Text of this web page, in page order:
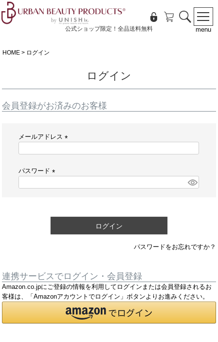
menu
公式ショップ限定！全品送料無料
HOME ログイン
ログイン
会員登録がお済みのお客様
メールアドレス
)
パスワード
ログイン
パスワードをお忘れですか？
連携サービスでログイン・会員登録
Amazon.co.jpにご登録の情報を利用してログインまたは会員登録されるお
客様は、「Amazonアカウントでログイン」ボタンよりお進みください。